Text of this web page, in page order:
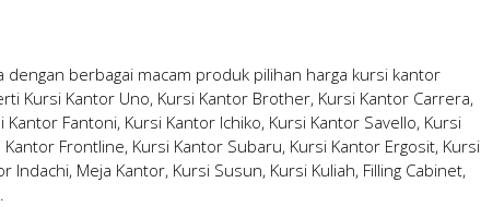
dengan berbagai macam produk pilihan harga kursi kantor
Kursi Kantor Uno, Kursi Kantor Brother, Kursi Kantor Carrera,
Fantoni, Kursi Kantor Ichiko, Kursi Kantor Savello, Kursi
Frontline, Kursi Kantor Subaru, Kursi Kantor Ergosit, Kursi
Meja Kantor, Kursi Susun, Kursi Kuliah, Filling Cabinet,